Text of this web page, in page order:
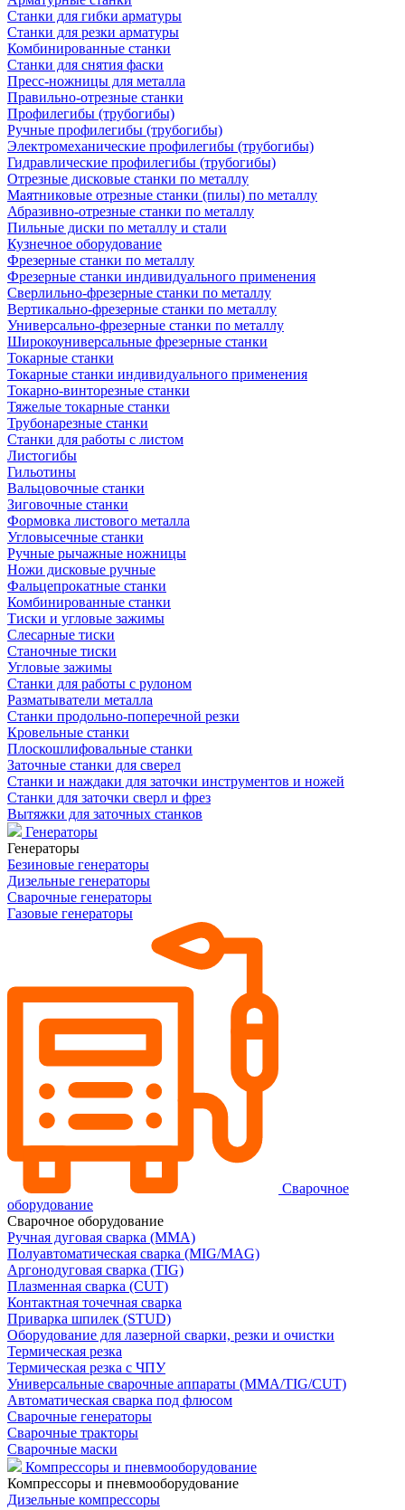
Станки для гибки арматуры
Станки для резки арматуры
Комбинированные станки
Станки для снятия фаски
Пресс-ножницы для металла
Правильно-отрезные станки
Профилегибы (трубогибы)
Ручные профилегибы (трубогибы)
Электромеханические профилегибы (трубогибы)
Гидравлические профилегибы (трубогибы)
Отрезные дисковые станки по металлу
Маятниковые отрезные станки (пилы) по металлу
Абразивно-отрезные станки по металлу
Пильные диски по металлу и стали
Кузнечное оборудование
Фрезерные станки по металлу
Фрезерные станки индивидуального применения
Сверлильно-фрезерные станки по металлу
Вертикально-фрезерные станки по металлу
Универсально-фрезерные станки по металлу
Широкоуниверсальные фрезерные станки
Токарные станки
Токарные станки индивидуального применения
Токарно-винторезные станки
Тяжелые токарные станки
Трубонарезные станки
Станки для работы с листом
Листогибы
Гильотины
Вальцовочные станки
Зиговочные станки
Формовка листового металла
Угловысечные станки
Ручные рычажные ножницы
Ножи дисковые ручные
Фальцепрокатные станки
Комбинированные станки
Тиски и угловые зажимы
Слесарные тиски
Станочные тиски
Угловые зажимы
Станки для работы с рулоном
Разматыватели металла
Станки продольно-поперечной резки
Кровельные станки
Плоскошлифовальные станки
Заточные станки для сверел
Станки и наждаки для заточки инструментов и ножей
Станки для заточки сверл и фрез
Вытяжки для заточных станков
Генераторы
Генераторы
Безиновые генераторы
Дизельные генераторы
Сварочные генераторы
Газовые генераторы
Сварочное
оборудование
Сварочное оборудование
Ручная дуговая сварка (MMA)
Полуавтоматическая сварка (MIG/MAG)
Аргонодуговая сварка (TIG)
Плазменная сварка (CUT)
Контактная точечная сварка
Приварка шпилек (STUD)
Оборудование для лазерной сварки, резки и очистки
Термическая резка
Термическая резка с ЧПУ
Универсальные сварочные аппараты (MMA/TIG/CUT)
Автоматическая сварка под флюсом
Сварочные генераторы
Сварочные тракторы
Сварочные маски
Компрессоры и пневмооборудование
Компрессоры и пневмооборудование
Дизельные компрессоры